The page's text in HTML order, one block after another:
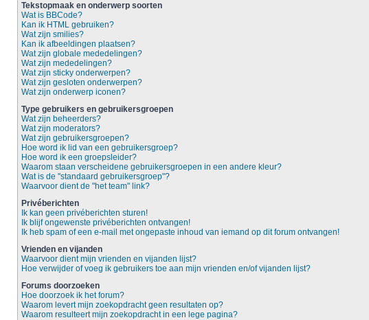
Tekstopmaak en onderwerp soorten
Wat is BBCode?
Kan ik HTML gebruiken?
Wat zijn smilies?
Kan ik afbeeldingen plaatsen?
Wat zijn globale mededelingen?
Wat zijn mededelingen?
Wat zijn sticky onderwerpen?
Wat zijn gesloten onderwerpen?
Wat zijn onderwerp iconen?
Type gebruikers en gebruikersgroepen
Wat zijn beheerders?
Wat zijn moderators?
Wat zijn gebruikersgroepen?
Hoe word ik lid van een gebruikersgroep?
Hoe word ik een groepsleider?
Waarom staan verscheidene gebruikersgroepen in een andere kleur?
Wat is de "standaard gebruikersgroep"?
Waarvoor dient de "het team" link?
Privéberichten
Ik kan geen privéberichten sturen!
Ik blijf ongewenste privéberichten ontvangen!
Ik heb spam of een e-mail met ongepaste inhoud van iemand op dit forum ontvangen!
Vrienden en vijanden
Waarvoor dient mijn vrienden en vijanden lijst?
Hoe verwijder of voeg ik gebruikers toe aan mijn vrienden en/of vijanden lijst?
Forums doorzoeken
Hoe doorzoek ik het forum?
Waarom levert mijn zoekopdracht geen resultaten op?
Waarom resulteert mijn zoekopdracht in een lege pagina?